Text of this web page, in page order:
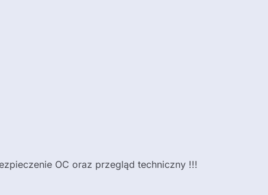
OC oraz przegląd techniczny !!!